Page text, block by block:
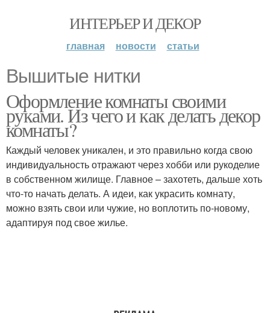
ИНТЕРЬЕР И ДЕКОР
главная новости статьи
Вышитые нитки
Оформление комнаты своими
руками. Из чего и как делать декор
комнаты?
Каждый человек уникален, и это правильно когда свою
индивидуальность отражают через хобби или рукоделие
в собственном жилище. Главное – захотеть, дальше хоть
что-то начать делать. А идеи, как украсить комнату,
можно взять свои или чужие, но воплотить по-новому,
адаптируя под свое жилье.